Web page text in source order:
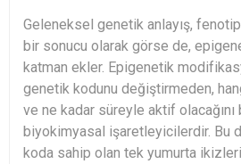
Geleneksel genetik anlayış,
bir sonucu olarak görse de,
katman ekler. Epigenetik
genetik kodunu değiştirmeden,
ve ne kadar süreyle aktif
biyokimyasal işaretleyicilerdir. Bu
koda sahip olan tek yumurta